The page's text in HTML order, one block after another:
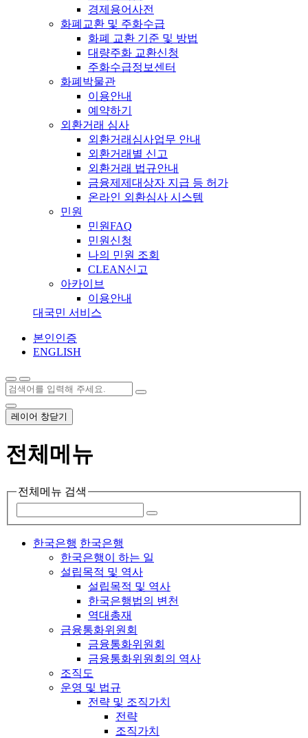
경제용어사전
화폐교환 및 주화수급
화폐 교환 기준 및 방법
대량주화 교환신청
주화수급정보센터
화폐박물관
이용안내
예약하기
외환거래 심사
외환거래심사업무 안내
외환거래별 신고
외환거래 법규안내
금융제제대상자 지급 등 허가
온라인 외환심사 시스템
민원
민원FAQ
민원신청
나의 민원 조회
CLEAN신고
아카이브
이용안내
대국민 서비스
본인인증
ENGLISH
레이어 창닫기
전체메뉴
전체메뉴 검색
한국은행 한국은행
한국은행이 하는 일
설립목적 및 역사
설립목적 및 역사
한국은행법의 변천
역대총재
금융통화위원회
금융통화위원회
금융통화위원회의 역사
조직도
운영 및 법규
전략 및 조직가치
전략
조직가치